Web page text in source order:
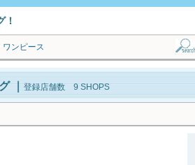
！
ワンピース
｜ 登録店舗数 9 SHOPS